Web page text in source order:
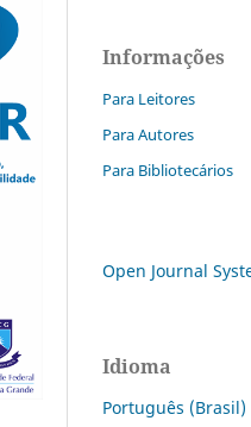
Informações
Para Leitores
Para Autores
Para Bibliotecários
Open Journal
Idioma
Português (Brasil)